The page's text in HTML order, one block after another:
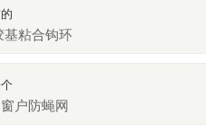
基粘合钩环
窗户防蝇网